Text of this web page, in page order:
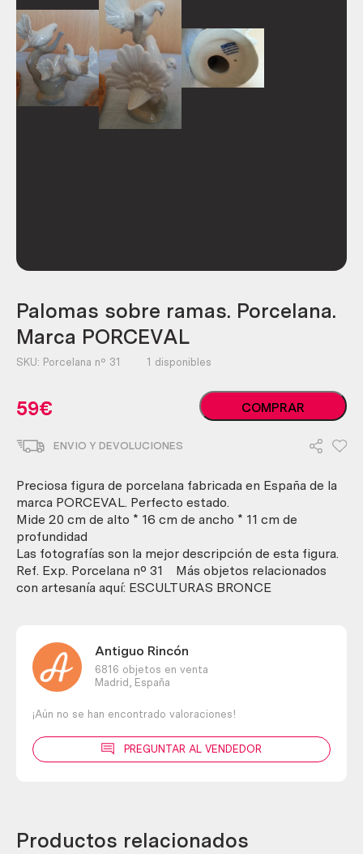
Palomas sobre ramas. Porcelana.
Marca PORCEVAL
SKU: Porcelana nº 31 1 disponibles
59€
Palomas
sobre
PORCEVAL
cantidad
COMPRAR
ENVIO Y DEVOLUCIONES
Preciosa figura de porcelana fabricada en España de la
marca PORCEVAL. Perfecto estado.
Mide 20 cm de alto * 16 cm de ancho * 11 cm de
profundidad
Las fotografías son la mejor descripción de esta figura.
Ref. Exp. Porcelana nº 31 Más objetos relacionados
con artesanía aquí: ESCULTURAS BRONCE
Antiguo Rincón
6816 objetos en venta
Madrid,
España
¡Aún no se han encontrado valoraciones!
PREGUNTAR AL VENDEDOR
Productos relacionados